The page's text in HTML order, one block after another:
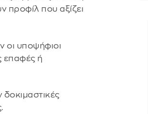
προφίλ που αξίζει
οι υποψήφιοι
επαφές ή